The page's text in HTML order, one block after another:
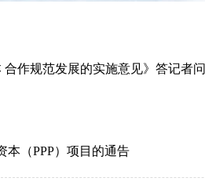
作规范发展的实施意见》答记者问
本（PPP）项目的通告